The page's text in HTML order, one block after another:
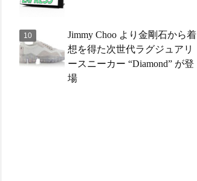
Jimmy Choo より金剛石から着
想を得た次世代ラグジュアリ
ースニーカー “Diamond” が登
場